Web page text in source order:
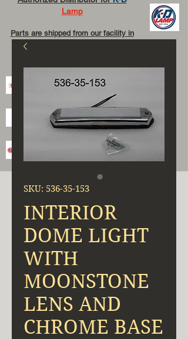
Lamp
Parts are shipped from our facility in
SKU: 536-35-153
INTERIOR
DOME LIGHT
WITH
MOONSTONE
LENS AND
CHROME BASE